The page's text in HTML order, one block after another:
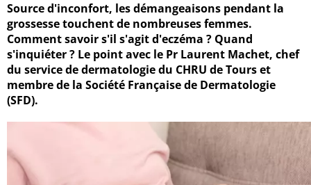
Source d'inconfort, les démangeaisons pendant la
grossesse touchent de nombreuses femmes.
Comment savoir s'il s'agit d'eczéma ? Quand
s'inquiéter ? Le point avec le Pr Laurent Machet, chef
du service de dermatologie du CHRU de Tours et
membre de la Société Française de Dermatologie
(SFD).